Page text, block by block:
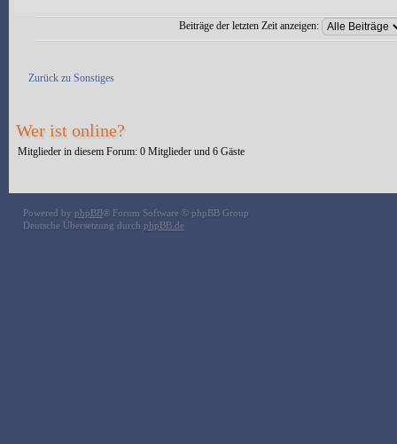
Beiträge der letzten Zeit anzeigen:
Zurück zu Sonstiges
Wer ist online?
Mitglieder in diesem Forum: 0 Mitglieder und 6 Gäste
Powered by phpBB® Forum Software © phpBB Group
Deutsche Übersetzung durch phpBB.de